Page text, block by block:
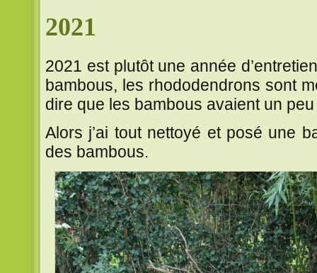
2021
2021 est plutôt une année
bambous, les rhododendrons sont
dire que les bambous avaient un
Alors j’ai tout nettoyé et posé une
des bambous.